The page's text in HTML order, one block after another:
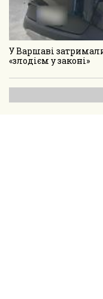
У Варшаві
«злодієм у законі»